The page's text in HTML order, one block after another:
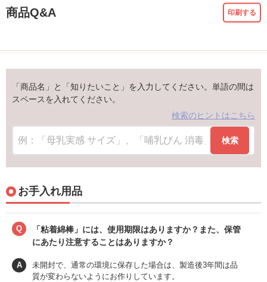
商品Q&A 印刷する
「商品名」と「知りたいこと」を入力してください。単語の間は
スペースを入れてください。
検索のヒントはこちら
検索
お手入れ用品
Q
「粘着綿棒」には、使用期限はありますか？また、保管
にあたり注意することはありますか？
A
未開封で、通常の環境に保存した場合は、製造後3年間は品
質が変わらないようにお作りしています。